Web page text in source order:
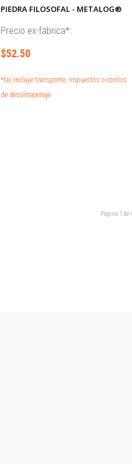
PIEDRA FILOSOFAL - METALOG®
Precio ex-fábrica*:
$52.50
*No incluye transporte, impuestos o costos
de desalmacenaje.
Página 1 de